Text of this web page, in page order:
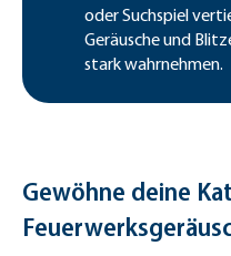
oder Suchspiel
Geräusche und
stark wahrnehmen.
Gewöhne deine